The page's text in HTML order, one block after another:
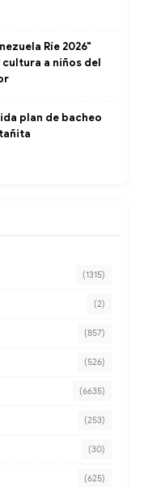
Ríe 2026"
a niños del
plan de bacheo
(1315)
(2)
(857)
(526)
(6635)
(253)
(30)
(625)